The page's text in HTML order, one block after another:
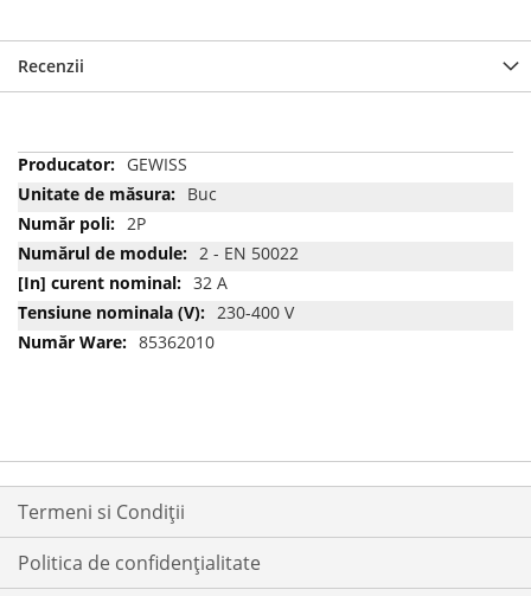
Recenzii
Mai
multe
GEWISS
Buc
2P
2 - EN 50022
32 A
230-400 V
85362010
Termeni si Condiții
Politica de confidențialitate